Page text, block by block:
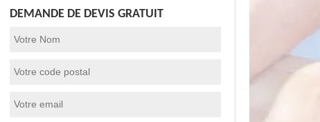
DEMANDE DE DEVIS GRATUIT